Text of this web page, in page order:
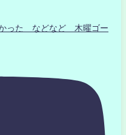
った などなど 木曜ゴー